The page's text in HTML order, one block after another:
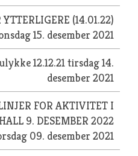
(14.01.22)
15. desember 2021
12.12.21tirsdag 14.
desember 2021
FOR AKTIVITET I
9. DESEMBER 2022
09. desember 2021